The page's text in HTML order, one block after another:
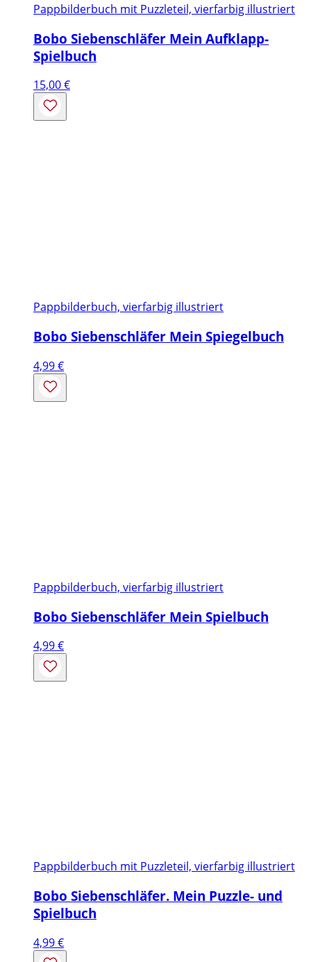
Pappbilderbuch mit Puzzleteil, vierfarbig illustriert
Bobo Siebenschläfer Mein Aufklapp-
Spielbuch
15,00€
Pappbilderbuch, vierfarbig illustriert
Bobo Siebenschläfer Mein Spiegelbuch
4,99€
Pappbilderbuch, vierfarbig illustriert
Bobo Siebenschläfer Mein Spielbuch
4,99€
Pappbilderbuch mit Puzzleteil, vierfarbig illustriert
Bobo Siebenschläfer. Mein Puzzle- und
Spielbuch
4,99€